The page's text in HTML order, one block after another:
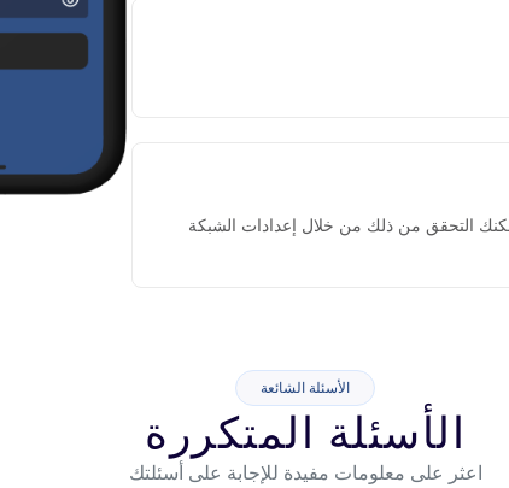
التحقق من ذلك من خلال إعدادات الشبكة
الأسئلة الشائعة
الأسئلة المتكررة
اعثر على معلومات مفيدة للإجابة على أسئلتك